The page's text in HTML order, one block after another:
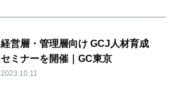
経営層・管理層向け GCJ人材育成
セミナーを開催｜GC東京
2023.10.11